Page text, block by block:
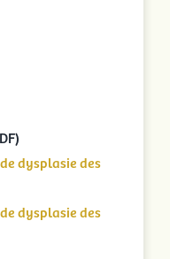
dysplasie des
dysplasie des